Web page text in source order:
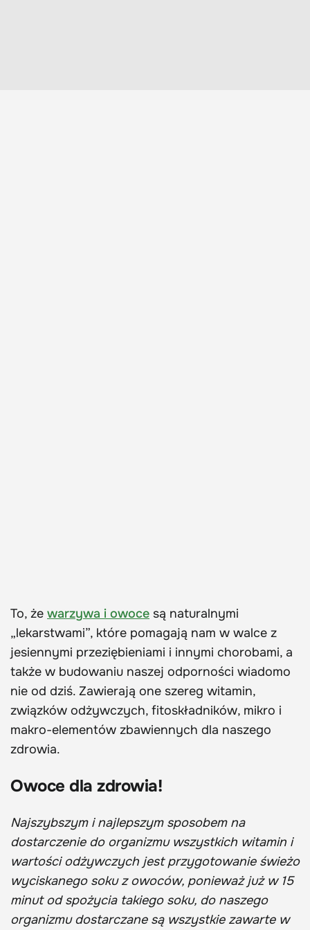
To, że warzywa i owoce są naturalnymi
„lekarstwami”, które pomagają nam w walce z
jesiennymi przeziębieniami i innymi chorobami, a
także w budowaniu naszej odporności wiadomo
nie od dziś. Zawierają one szereg witamin,
związków odżywczych, fitoskładników, mikro i
makro-elementów zbawiennych dla naszego
zdrowia.
Owoce dla zdrowia!
Najszybszym i najlepszym sposobem na
dostarczenie do organizmu wszystkich witamin i
wartości odżywczych jest przygotowanie świeżo
wyciskanego soku z owoców, ponieważ już w 15
minut od spożycia takiego soku, do naszego
organizmu dostarczane są wszystkie zawarte w